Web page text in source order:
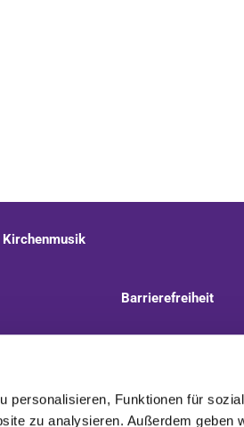
personalisieren, Funktionen für
zu analysieren. Außerdem geben
Kirchenmusik
Barrierefreiheit